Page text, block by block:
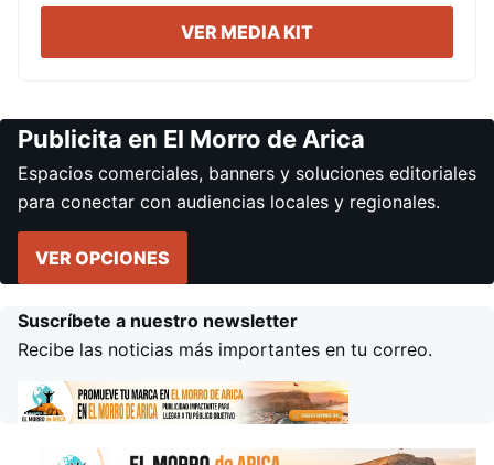
VER MEDIA KIT
Publicita en El Morro de Arica
Espacios comerciales, banners y soluciones editoriales
para conectar con audiencias locales y regionales.
VER OPCIONES
Suscríbete a nuestro newsletter
Recibe las noticias más importantes en tu correo.